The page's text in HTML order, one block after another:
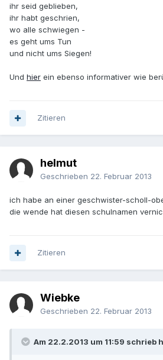
ihr seid geblieben,
ihr habt geschrien,
wo alle schwiegen -
es geht ums Tun
und nicht ums Siegen!
Und hier ein ebenso informativer wie
Zitieren
helmut
Geschrieben 22. Februar 2013
ich habe an einer geschwister-scholl-
die wende hat diesen schulnamen
Zitieren
Wiebke
Geschrieben 22. Februar 2013
Am 22.2.2013 um 11:59 schrieb